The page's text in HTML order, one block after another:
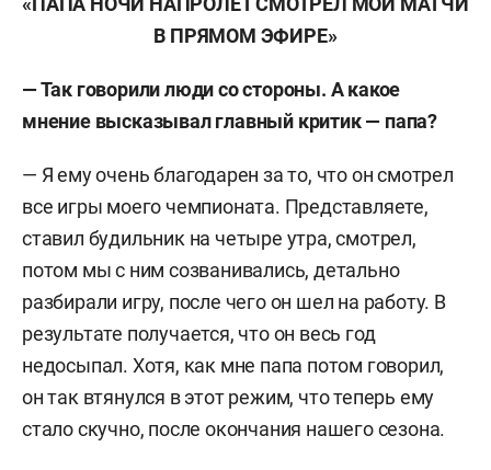
В ПРЯМОМ ЭФИРЕ»
— Так говорили люди со стороны. А какое
мнение высказывал главный критик — папа?
— Я ему очень благодарен за то, что он смотрел
все игры моего чемпионата. Представляете,
ставил будильник на четыре утра, смотрел,
потом мы с ним созванивались, детально
разбирали игру, после чего он шел на работу. В
результате получается, что он весь год
недосыпал. Хотя, как мне папа потом говорил,
он так втянулся в этот режим, что теперь ему
стало скучно, после окончания нашего сезона.